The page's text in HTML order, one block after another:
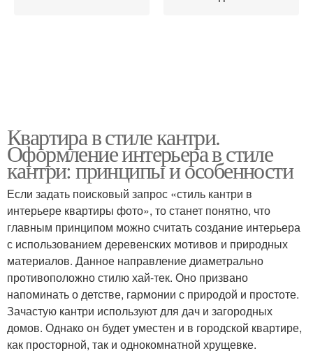
Квартира в стиле кантри.
Оформление интерьера в стиле
кантри: принципы и особенности
Если задать поисковый запрос «стиль кантри в
интерьере квартиры фото», то станет понятно, что
главным принципом можно считать создание интерьера
с использованием деревенских мотивов и природных
материалов. Данное направление диаметрально
противоположно стилю хай-тек. Оно призвано
напоминать о детстве, гармонии с природой и простоте.
Зачастую кантри используют для дач и загородных
домов. Однако он будет уместен и в городской квартире,
как просторной, так и однокомнатной хрущевке.